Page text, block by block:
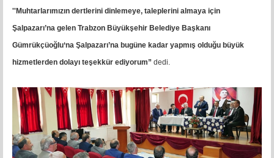
''Muhtarlarımızın dertlerini dinlemeye, taleplerini almaya için
Şalpazarı’na gelen Trabzon Büyükşehir Belediye Başkanı
Gümrükçüoğlu‘na Şalpazarı’na bugüne kadar yapmış olduğu büyük
hizmetlerden dolayı teşekkür ediyorum” dedi.